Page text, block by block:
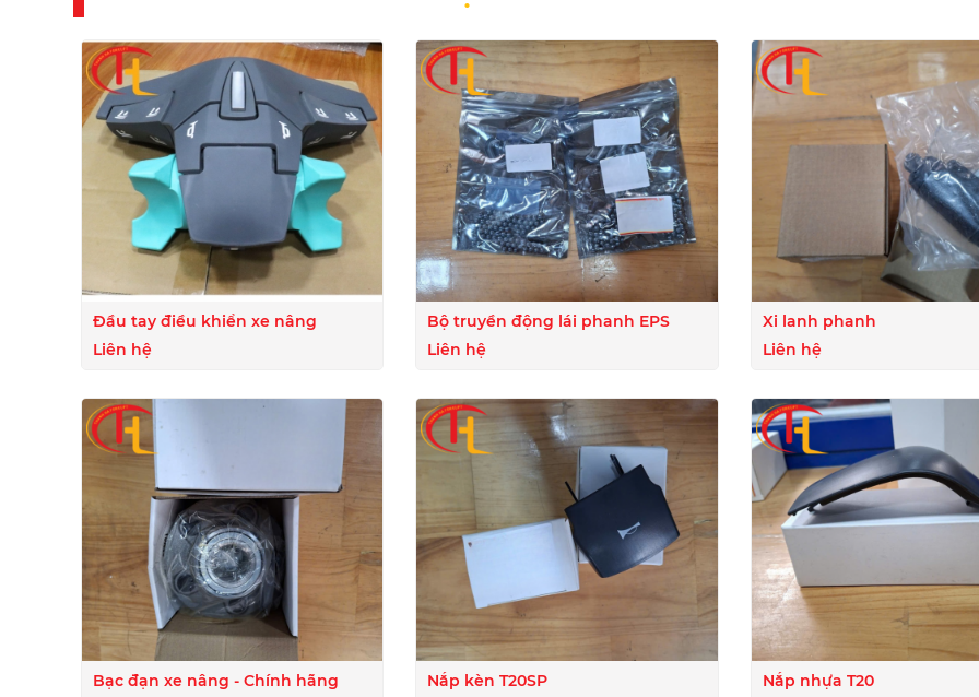
Đầu tay điều khiển xe nâng
Liên hệ
Bộ truyền động lái phanh EPS
Liên hệ
Xi lanh phanh
Liên hệ
Bạc đạn xe nâng - Chính hãng
Nắp kèn T20SP
Nắp nhựa T20